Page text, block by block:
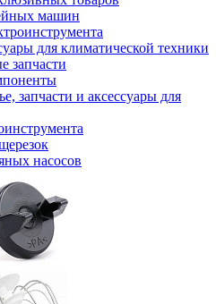
машин
для климатической техники
запчасти
запчасти и аксессуары для
насосов